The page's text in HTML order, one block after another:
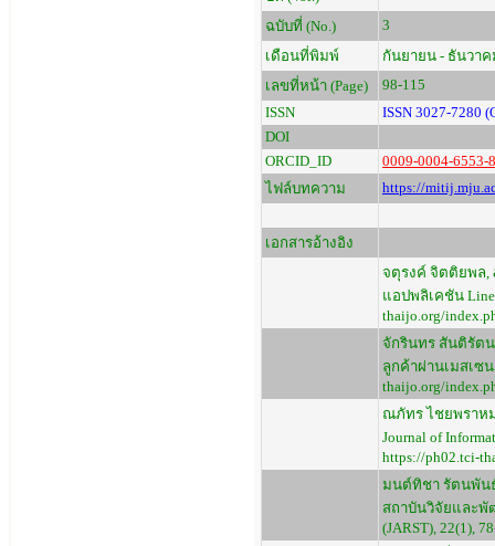
ฉบับที่ (No.)
3
เดือนที่พิมพ์
กันยายน - ธันวา
เลขที่หน้า (Page)
98-115
ISSN
ISSN 3027-7280
DOI
ORCID_ID
0009-0004-6553-
ไฟล์บทความ
https://
เอกสารอ้างอิง
จตุรงค์ จิตติยพล,
แอปพลิเคชัน Line
thaijo.org/
จักรินทร สันติรัต
ลูกค้าผ่านเมสเซ
thaijo.org/
ณภัทร ไชยพราห
Journal of
https://ph02.tci-
มนต์ทิชา รัตนพันธ์
สถาบันวิจัยและพัฒ
(JARST), 22(1),